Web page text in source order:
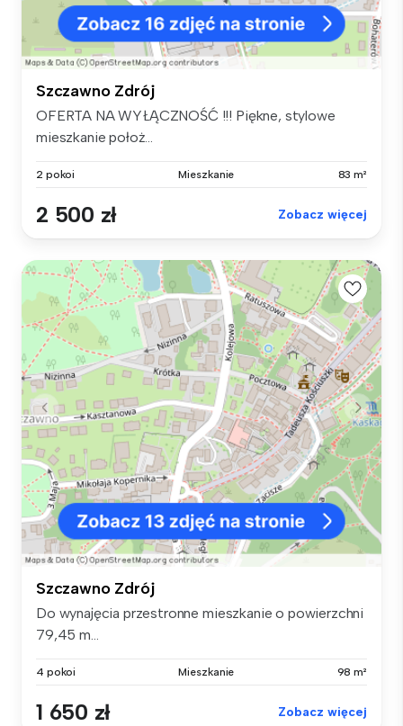
Szczawno Zdrój
OFERTA NA WYŁĄCZNOŚĆ !!! Piękne, stylowe
mieszkanie położ...
2 pokoi Mieszkanie 83 m²
2 500 zł Zobacz więcej
Szczawno Zdrój
Do wynajęcia przestronne mieszkanie o powierzchni
79,45 m...
4 pokoi Mieszkanie 98 m²
1 650 zł Zobacz więcej